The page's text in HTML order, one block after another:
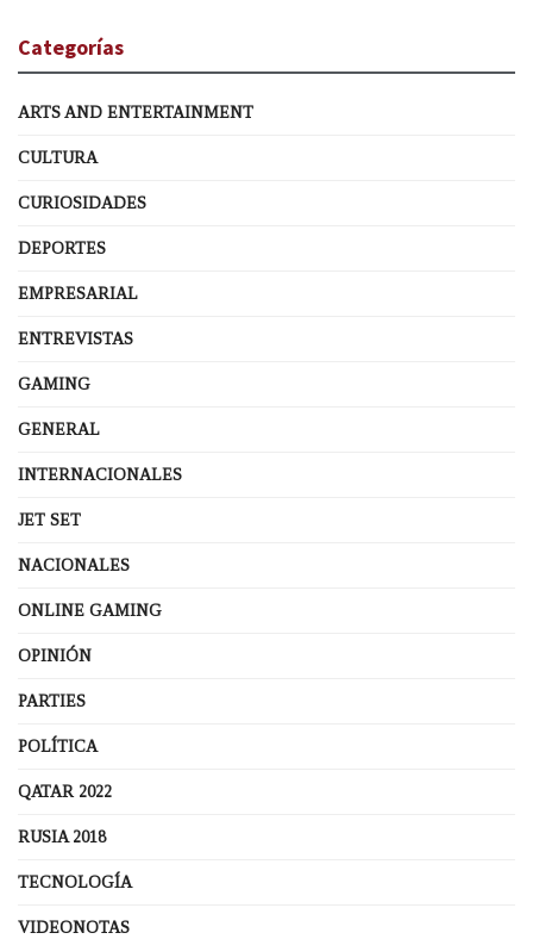
Categorías
ARTS AND ENTERTAINMENT
CULTURA
CURIOSIDADES
DEPORTES
EMPRESARIAL
ENTREVISTAS
GAMING
GENERAL
INTERNACIONALES
JET SET
NACIONALES
ONLINE GAMING
OPINIÓN
PARTIES
POLÍTICA
QATAR 2022
RUSIA 2018
TECNOLOGÍA
VIDEONOTAS